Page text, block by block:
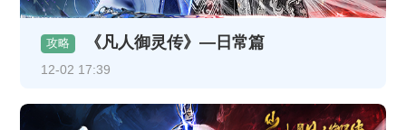
攻略 《凡人御灵传》—日常篇
12-02 17:39